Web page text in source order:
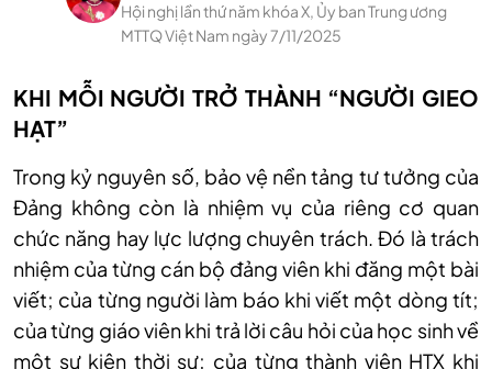
Hội nghị lần thứ năm khóa X, Ủy ban Trung ương
MTTQ Việt Nam ngày 7/11/2025
KHI MỖI NGƯỜI TRỞ THÀNH “NGƯỜI GIEO
HẠT”
Trong kỷ nguyên số, bảo vệ nền tảng tư tưởng của
Đảng không còn là nhiệm vụ của riêng cơ quan
chức năng hay lực lượng chuyên trách. Đó là trách
nhiệm của từng cán bộ đảng viên khi đăng một bài
viết; của từng người làm báo khi viết một dòng tít;
của từng giáo viên khi trả lời câu hỏi của học sinh về
một sự kiện thời sự; của từng thành viên HTX khi